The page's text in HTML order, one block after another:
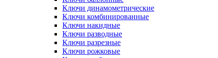
Ключи динамометрические
Ключи комбинированные
Ключи накидные
Ключи разводные
Ключи разрезные
Ключи рожковые